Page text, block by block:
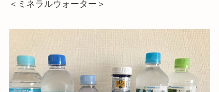
＜ミネラルウォーター＞